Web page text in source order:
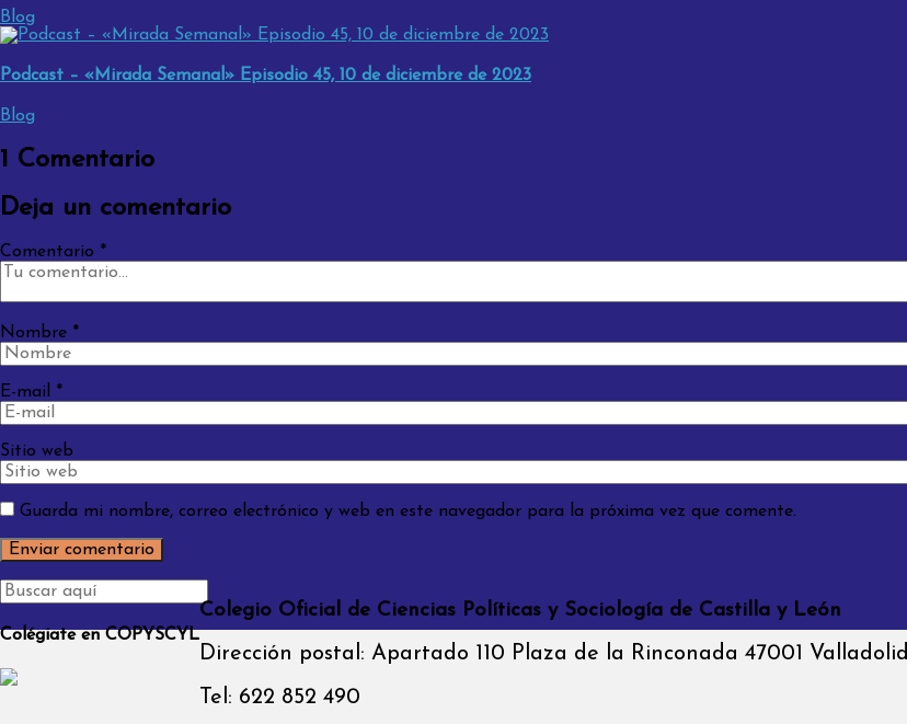
Blog
Podcast – «Mirada Semanal» Episodio 45, 10 de diciembre de 2023
Blog
1 Comentario
Deja un comentario
Comentario *
Nombre *
E-mail *
Sitio web
Guarda mi nombre, correo electrónico y web en este navegador para la próxima vez que comente.
Colégiate en COPYSCYL
Colegio Oficial de Ciencias Políticas y Sociología de Castilla y León
Dirección postal: Apartado 110 Plaza de la Rinconada 47001 Valladolid
Tel: 622 852 490